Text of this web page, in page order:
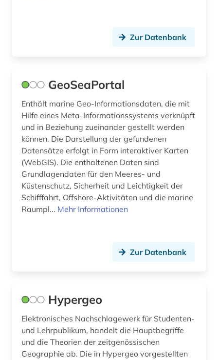
Zur Datenbank
GeoSeaPortal
Enthält marine Geo-Informationsdaten, die mit
Hilfe eines Meta-Informationssystems verknüpft
und in Beziehung zueinander gestellt werden
können. Die Darstellung der gefundenen
Datensätze erfolgt in Form interaktiver Karten
(WebGIS). Die enthaltenen Daten sind
Grundlagendaten für den Meeres- und
Küstenschutz, Sicherheit und Leichtigkeit der
Schifffahrt, Offshore-Aktivitäten und die marine
Raumpl... Mehr Informationen
Zur Datenbank
Hypergeo
Elektronisches Nachschlagewerk für Studenten-
und Lehrpublikum, handelt die Hauptbegriffe
und die Theorien der zeitgenössischen
Geographie ab. Die in Hypergeo vorgestellten